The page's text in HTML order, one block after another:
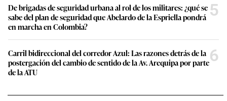
De brigadas de seguridad urbana al rol de los militares: ¿qué se
sabe del plan de seguridad que Abelardo de la Espriella pondrá
en marcha en Colombia?
5
Carril bidireccional del corredor Azul: Las razones detrás de la
postergación del cambio de sentido de la Av. Arequipa por parte
de la ATU
6